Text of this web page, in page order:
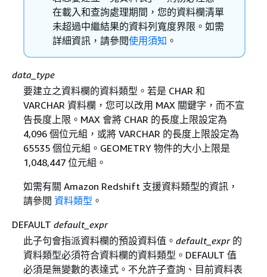
在載入和查詢處理期間，您的資料欄清單
未超過中繼結果的資料列寬度界限。如需
詳細資訊，請參閱使用須知 。
data_type
要建立之資料欄的資料類型。若是 CHAR 和
VARCHAR 資料欄，您可以改用 MAX 關鍵字，而不宣
告長度上限。MAX 會將 CHAR 的長度上限設定為
4,096 個位元組，或將 VARCHAR 的長度上限設定為
65535 個位元組。GEOMETRY 物件的大小上限是
1,048,447 位元組。
如需有關 Amazon Redshift 支援資料類型的資訊，
請參閱 資料類型 。
DEFAULT default_expr
此子句會指派資料欄的預設資料值。 default_expr的
資料類型必須符合資料欄的資料類型。DEFAULT 值
必須是無變數的表達式。不允許子查詢、目前資料表